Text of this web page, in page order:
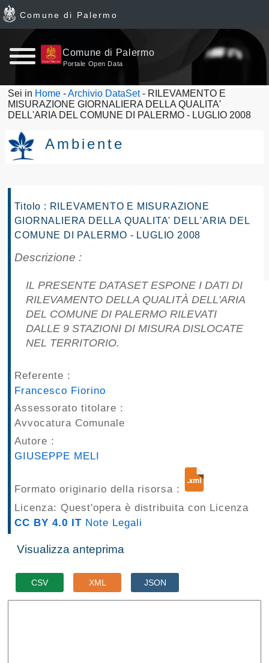
Home
News
Archivio
dataset
Report
pubblicazioni
Archivio
Documenti
Guida
Open
Data
Comune di Palermo
Comune di Palermo
Portale Open Data
Sei in Home -Archivio DataSet- RILEVAMENTO E
MISURAZIONE GIORNALIERA DELLA QUALITA'
DELL'ARIA DEL COMUNE DI PALERMO - LUGLIO 2008
Ambiente
Titolo : RILEVAMENTO E MISURAZIONE
GIORNALIERA DELLA QUALITA' DELL'ARIA DEL
COMUNE DI PALERMO - LUGLIO 2008
Descrizione :
IL PRESENTE DATASET ESPONE I DATI DI
RILEVAMENTO DELLA QUALITÀ DELL'ARIA
DEL COMUNE DI PALERMO RILEVATI
DALLE 9 STAZIONI DI MISURA DISLOCATE
NEL TERRITORIO.
Referente :
Francesco Fiorino
Assessorato titolare :
Avvocatura Comunale
Autore :
GIUSEPPE MELI
Formato originario della risorsa :
Licenza: Quest'opera è distribuita con Licenza
CC BY 4.0 IT Note Legali
Visualizza anteprima
CSV XML JSON